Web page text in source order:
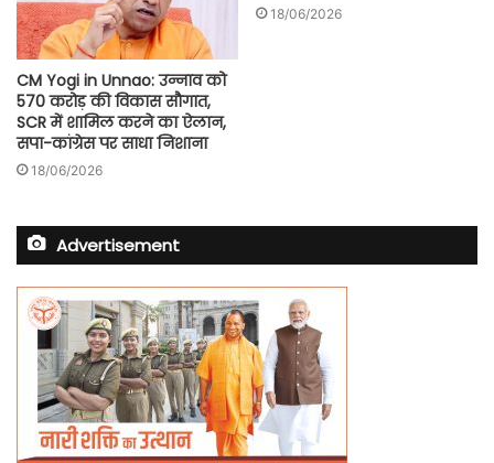
CM Yogi in Unnao: उन्नाव को
570 करोड़ की विकास सौगात,
SCR में शामिल करने का ऐलान,
सपा-कांग्रेस पर साधा निशाना
18/06/2026
18/06/2026
Advertisement